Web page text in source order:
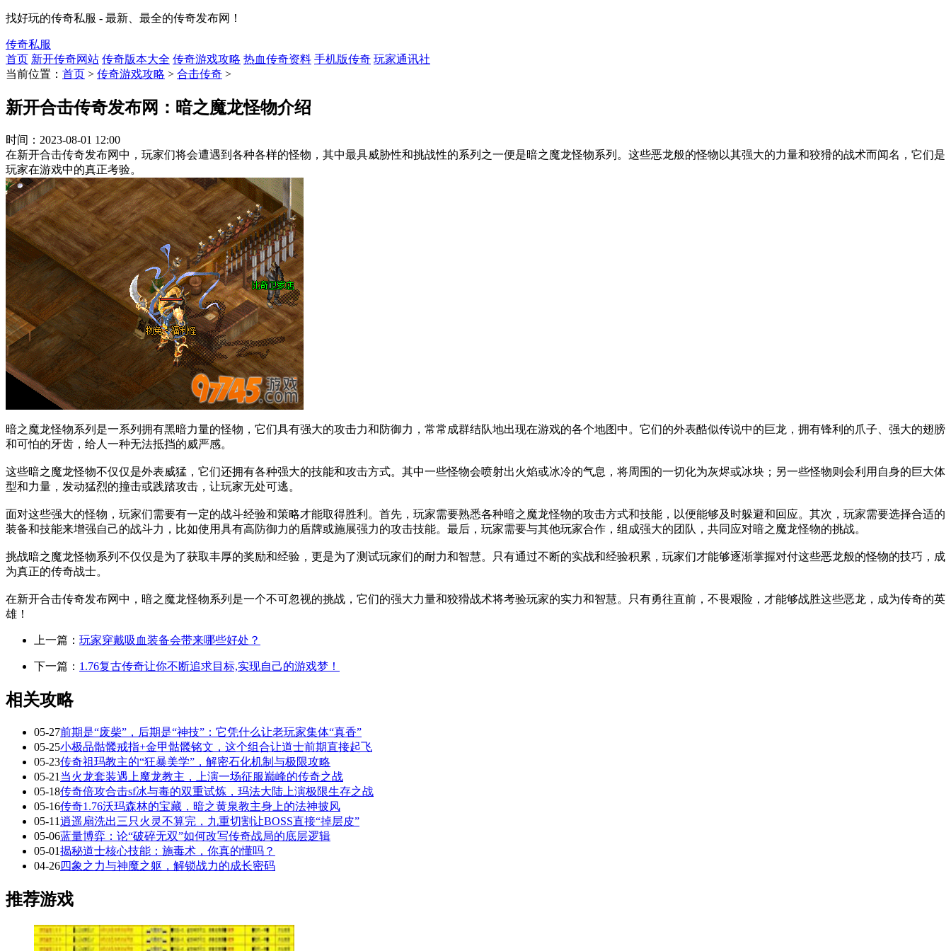
找好玩的传奇私服 - 最新、最全的传奇发布网！
传奇私服
首页 新开传奇网站 传奇版本大全 传奇游戏攻略 热血传奇资料 手机版传奇 玩家通讯社
当前位置： 首页 > 传奇游戏攻略 > 合击传奇 >
新开合击传奇发布网：暗之魔龙怪物介绍
时间： 2023-08-01 12:00
在新开合击传奇发布网中，玩家们将会遭遇到各种各样的怪物，其中最具威胁性和挑战性的系列之一便是暗之魔龙怪物系列。这些恶龙般的怪物以其强大的力量和狡猾的战术而闻名，它们是
玩家在游戏中的真正考验。
暗之魔龙怪物系列是一系列拥有黑暗力量的怪物，它们具有强大的攻击力和防御力，常常成群结队地出现在游戏的各个地图中。它们的外表酷似传说中的巨龙，拥有锋利的爪子、强大的翅膀
和可怕的牙齿，给人一种无法抵挡的威严感。
这些暗之魔龙怪物不仅仅是外表威猛，它们还拥有各种强大的技能和攻击方式。其中一些怪物会喷射出火焰或冰冷的气息，将周围的一切化为灰烬或冰块；另一些怪物则会利用自身的巨大体
型和力量，发动猛烈的撞击或践踏攻击，让玩家无处可逃。
面对这些强大的怪物，玩家们需要有一定的战斗经验和策略才能取得胜利。首先，玩家需要熟悉各种暗之魔龙怪物的攻击方式和技能，以便能够及时躲避和回应。其次，玩家需要选择合适的
装备和技能来增强自己的战斗力，比如使用具有高防御力的盾牌或施展强力的攻击技能。最后，玩家需要与其他玩家合作，组成强大的团队，共同应对暗之魔龙怪物的挑战。
挑战暗之魔龙怪物系列不仅仅是为了获取丰厚的奖励和经验，更是为了测试玩家们的耐力和智慧。只有通过不断的实战和经验积累，玩家们才能够逐渐掌握对付这些恶龙般的怪物的技巧，成
为真正的传奇战士。
在新开合击传奇发布网中，暗之魔龙怪物系列是一个不可忽视的挑战，它们的强大力量和狡猾战术将考验玩家的实力和智慧。只有勇往直前，不畏艰险，才能够战胜这些恶龙，成为传奇的英
雄！
上一篇： 玩家穿戴吸血装备会带来哪些好处？
下一篇： 1.76复古传奇让你不断追求目标,实现自己的游戏梦！
相关攻略
05-27前期是“废柴”，后期是“神技”：它凭什么让老玩家集体“真香”
05-25小极品骷髅戒指+金甲骷髅铭文，这个组合让道士前期直接起飞
05-23传奇祖玛教主的“狂暴美学”，解密石化机制与极限攻略
05-21 当火龙套装遇上魔龙教主，上演一场征服巅峰的传奇之战
05-18传奇倍攻合击sf冰与毒的双重试炼，玛法大陆上演极限生存之战
05-16传奇1.76沃玛森林的宝藏，暗之黄泉教主身上的法神披风
05-11逍遥扇洗出三只火灵不算完，九重切割让BOSS直接“掉层皮”
05-06蓝量博弈：论“破碎无双”如何改写传奇战局的底层逻辑
05-01揭秘道士核心技能：施毒术，你真的懂吗？
04-26四象之力与神魔之躯，解锁战力的成长密码
推荐游戏